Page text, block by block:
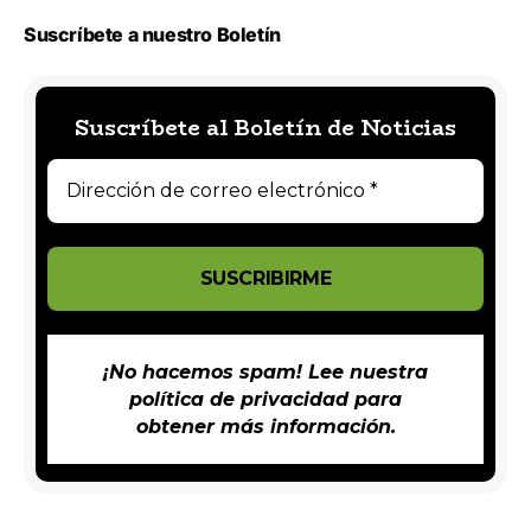
Suscríbete a nuestro Boletín
Suscríbete al Boletín de Noticias
¡No hacemos spam! Lee nuestra
política de privacidadpara
obtener más información.